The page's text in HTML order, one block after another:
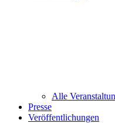
Alle
Presse
Veröffentlichungen